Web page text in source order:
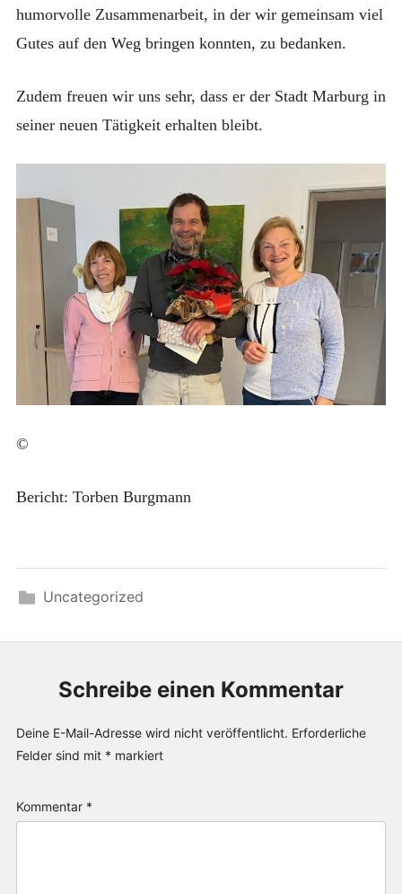
humorvolle Zusammenarbeit, in der wir gemeinsam viel
Gutes auf den Weg bringen konnten, zu bedanken.
Zudem freuen wir uns sehr, dass er der Stadt Marburg in
seiner neuen Tätigkeit erhalten bleibt.
©
Bericht: Torben Burgmann
Uncategorized
Schreibe einen Kommentar
Deine E-Mail-Adresse wird nicht veröffentlicht. Erforderliche
Felder sind mit * markiert
Kommentar *